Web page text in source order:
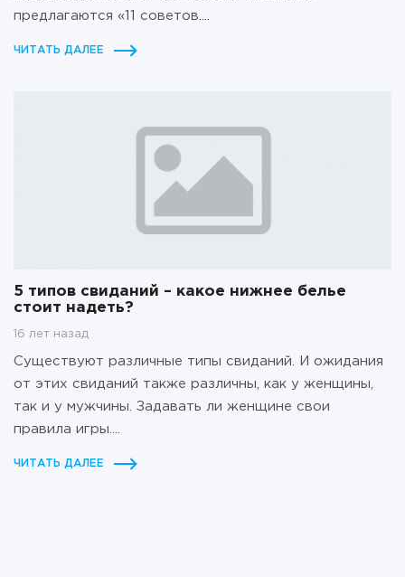
предлагаются «11 советов....
ЧИТАТЬ ДАЛЕЕ
5 типов свиданий – какое нижнее белье
стоит надеть?
16 лет назад
Существуют различные типы свиданий. И ожидания
от этих свиданий также различны, как у женщины,
так и у мужчины. Задавать ли женщине свои
правила игры....
ЧИТАТЬ ДАЛЕЕ